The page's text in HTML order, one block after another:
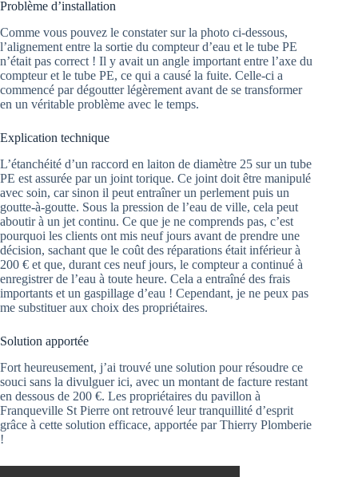
Problème d’installation
Comme vous pouvez le constater sur la photo ci-dessous,
l’alignement entre la sortie du compteur d’eau et le tube PE
n’était pas correct ! Il y avait un angle important entre l’axe du
compteur et le tube PE, ce qui a causé la fuite. Celle-ci a
commencé par dégoutter légèrement avant de se transformer
en un véritable problème avec le temps.
Explication technique
L’étanchéité d’un raccord en laiton de diamètre 25 sur un tube
PE est assurée par un joint torique. Ce joint doit être manipulé
avec soin, car sinon il peut entraîner un perlement puis un
goutte-à-goutte. Sous la pression de l’eau de ville, cela peut
aboutir à un jet continu. Ce que je ne comprends pas, c’est
pourquoi les clients ont mis neuf jours avant de prendre une
décision, sachant que le coût des réparations était inférieur à
200 € et que, durant ces neuf jours, le compteur a continué à
enregistrer de l’eau à toute heure. Cela a entraîné des frais
importants et un gaspillage d’eau ! Cependant, je ne peux pas
me substituer aux choix des propriétaires.
Solution apportée
Fort heureusement, j’ai trouvé une solution pour résoudre ce
souci sans la divulguer ici, avec un montant de facture restant
en dessous de 200 €. Les propriétaires du pavillon à
Franqueville St Pierre ont retrouvé leur tranquillité d’esprit
grâce à cette solution efficace, apportée par Thierry Plomberie
!